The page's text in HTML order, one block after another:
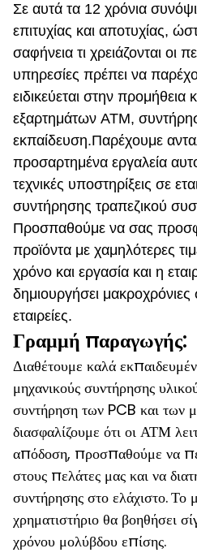
Σε αυτά τα 12 χρόνια
επιτυχίας και αποτυχίας,
σαφήνεια τι χρειάζονται οι
υπηρεσίες πρέπει να
ειδικεύεται στην προμήθεια
εξαρτημάτων ATM,
εκπαίδευση.Παρέχουμε
προσαρτημένα εργαλεία
τεχνικές υποστηρίξεις σε
συντήρησης τραπεζικού
Προσπαθούμε να σας
προϊόντα με χαμηλότερες
χρόνο και εργασία και η
δημιουργήσει μακροχρόνιες
εταιρείες.
Γραμμή παραγωγής:
Διαθέτουμε καλά
μηχανικούς συντήρησης
συντήρηση των PCB και των
διασφαλίζουμε ότι οι ΑΤΜ
απόδοση, προσπαθούμε να
στους πελάτες μας και να
συντήρησης στο ελάχιστο.Το
χρηματιστήριο θα βοηθήσει
χρόνου μολύβδου επίσης.